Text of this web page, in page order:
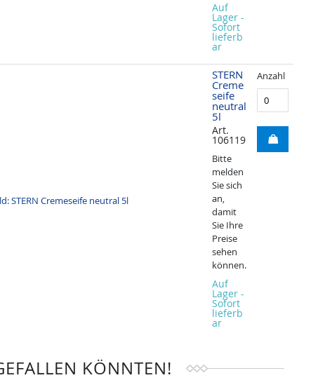
Auf
Lager -
Sofort
lieferb
ar
STERN
Creme
seife
neutral
5l
Art.
106119
Bitte
melden
Sie sich
an,
damit
Sie Ihre
Preise
sehen
können.
Auf
Lager -
Sofort
lieferb
ar
Anzahl
KÖNNTEN!